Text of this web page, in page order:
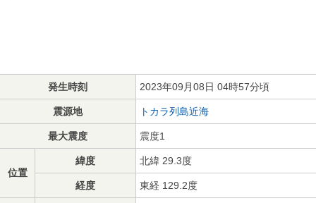
発生時刻 2023年09月08日 04時57分頃
震源地 トカラ列島近海
最大震度 震度1
位置
緯度 北緯 29.3度
経度 東経 129.2度